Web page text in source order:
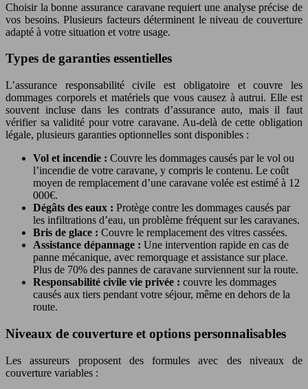
Choisir la bonne assurance caravane requiert une analyse précise de
vos besoins. Plusieurs facteurs déterminent le niveau de couverture
adapté à votre situation et votre usage.
Types de garanties essentielles
L’assurance responsabilité civile est obligatoire et couvre les
dommages corporels et matériels que vous causez à autrui. Elle est
souvent incluse dans les contrats d’assurance auto, mais il faut
vérifier sa validité pour votre caravane. Au-delà de cette obligation
légale, plusieurs garanties optionnelles sont disponibles :
Vol et incendie : Couvre les dommages causés par le vol ou
l’incendie de votre caravane, y compris le contenu. Le coût
moyen de remplacement d’une caravane volée est estimé à 12
000€.
Dégâts des eaux : Protège contre les dommages causés par
les infiltrations d’eau, un problème fréquent sur les caravanes.
Bris de glace : Couvre le remplacement des vitres cassées.
Assistance dépannage : Une intervention rapide en cas de
panne mécanique, avec remorquage et assistance sur place.
Plus de 70% des pannes de caravane surviennent sur la route.
Responsabilité civile vie privée : couvre les dommages
causés aux tiers pendant votre séjour, même en dehors de la
route.
Niveaux de couverture et options personnalisables
Les assureurs proposent des formules avec des niveaux de
couverture variables :